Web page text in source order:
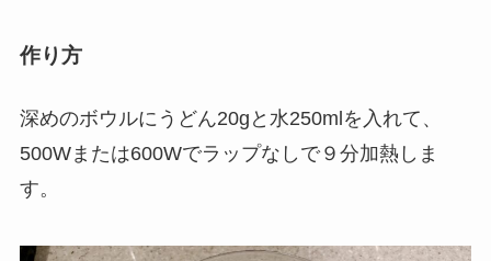
作り方
深めのボウルにうどん20gと水250mlを入れて、
500Wまたは600Wでラップなしで９分加熱しま
す。